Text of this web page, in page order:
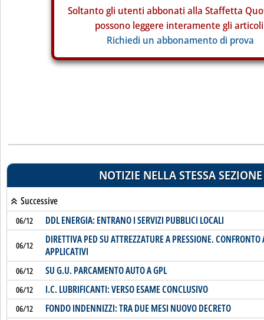
Soltanto gli utenti abbonati alla Staffetta
possono leggere interamente gli
Richiedi un abbonamento di prova
NOTIZIE NELLA STESSA SEZIONE
Successive
06/12 DDL ENERGIA: ENTRANO I SERVIZI PUBBLICI LOCALI
06/12
DIRETTIVA PED SU ATTREZZATURE A PRESSIONE.
APPLICATIVI
06/12 SU G.U. PARCAMENTO AUTO A GPL
06/12 I.C. LUBRIFICANTI: VERSO ESAME CONCLUSIVO
06/12 FONDO INDENNIZZI: TRA DUE MESI NUOVO DECRETO